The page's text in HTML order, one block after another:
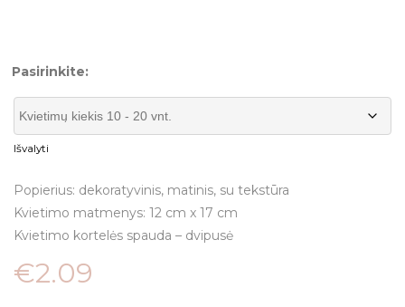
Pasirinkite:
Išvalyti
Popierius: dekoratyvinis, matinis, su tekstūra
Kvietimo matmenys: 12 cm x 17 cm
Kvietimo kortelės spauda – dvipusė
€2.09